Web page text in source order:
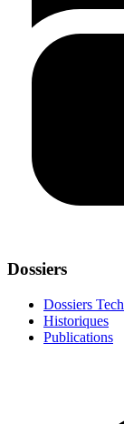
Dossiers
Dossiers Tech
Historiques
Publications